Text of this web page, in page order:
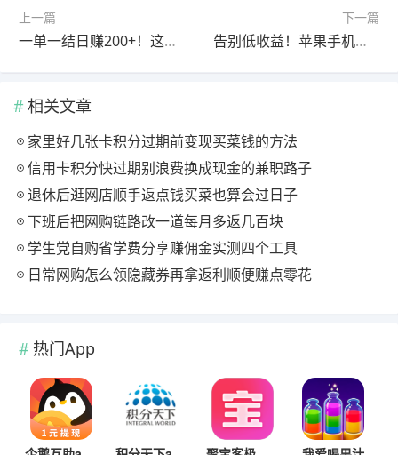
上一篇
一单一结日赚200+！这些正规任务平台零门槛上手
下一篇
告别低收益！苹果手机用这些软件轻松日入百元
相关文章
家里好几张卡积分过期前变现买菜钱的方法
信用卡积分快过期别浪费换成现金的兼职路子
退休后逛网店顺手返点钱买菜也算会过日子
下班后把网购链路改一道每月多返几百块
学生党自购省学费分享赚佣金实测四个工具
日常网购怎么领隐藏券再拿返利顺便赚点零花
热门App